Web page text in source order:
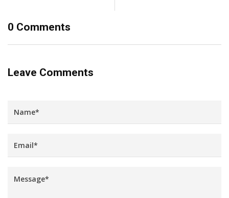
0 Comments
Leave Comments